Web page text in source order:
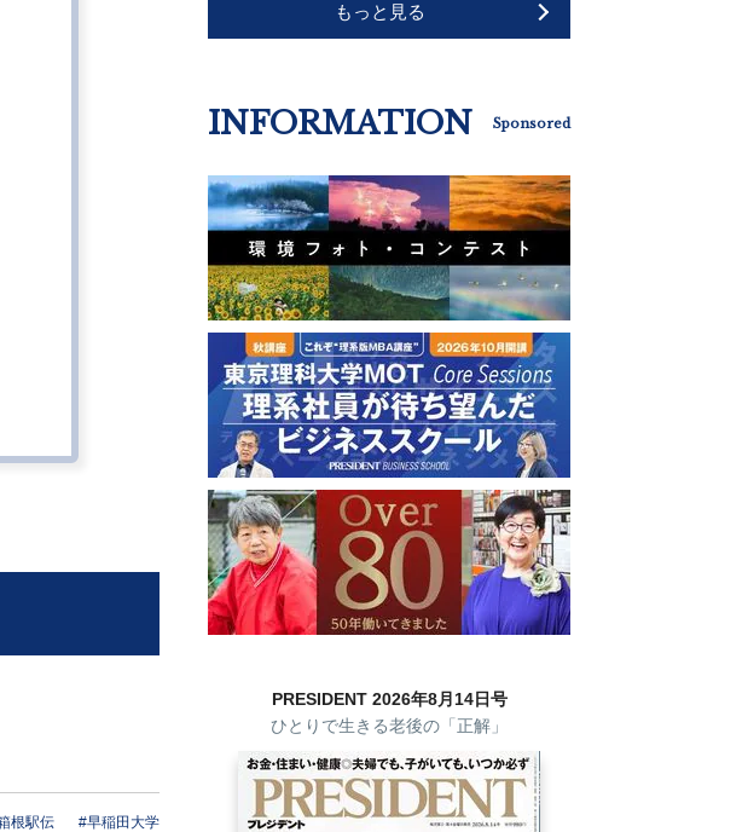
根駅伝 #早稲田大学
もっと見る
INFORMATION Sponsored
PRESIDENT 2026年8月14日号
ひとりで生きる老後の「正解」